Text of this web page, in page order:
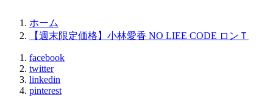
ホーム
【週末限定価格】小林愛香 NO LIEE CODE ロンＴ
facebook
twitter
linkedin
pinterest